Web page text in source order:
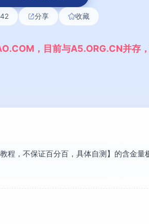
42 分享 收藏
O.COM ， 目 前与A5.ORG.CN并存 ，
，不保证百分百，具体自测】的含金量